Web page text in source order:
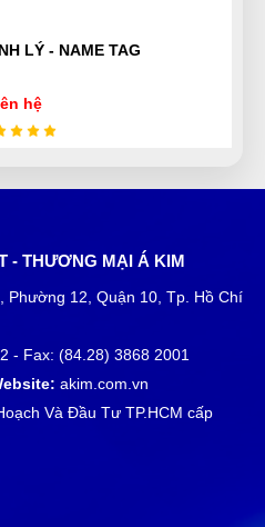
LÝ - NAME TAG
hệ
- THƯƠNG MẠI Á KIM
Phường 12, Quận 10, Tp. Hồ Chí
- Fax: (84.28) 3868 2001
akim.com.vn
Và Đầu Tư TP.HCM cấp